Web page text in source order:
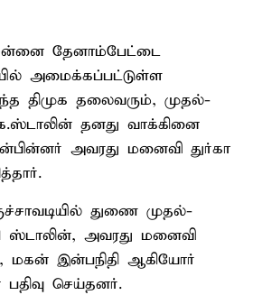
தேனாம்பேட்டை
அமைக்கப்பட்டுள்ள
திமுக தலைவரும், முதல்-
தனது வாக்கினை
அவரது மனைவி துர்கா
துணை முதல்-
ஸ்டாலின், அவரது மனைவி
மகன் இன்பநிதி ஆகியோர்
செய்தனர்.